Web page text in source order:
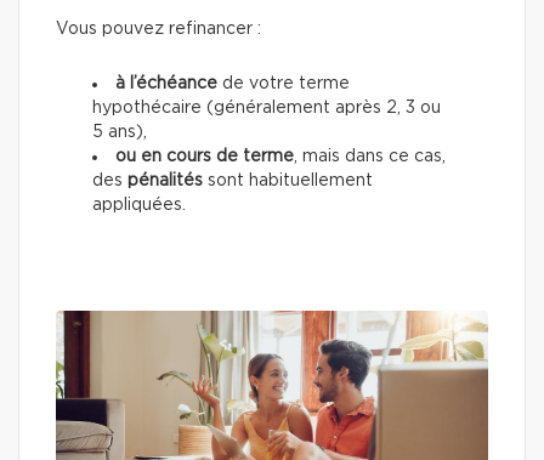
Vous pouvez refinancer :
à l’échéance de votre terme
hypothécaire (généralement après 2, 3 ou
5 ans),
ou en cours de terme, mais dans ce cas,
des pénalités sont habituellement
appliquées.